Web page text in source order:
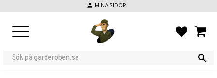
person MINA SIDOR